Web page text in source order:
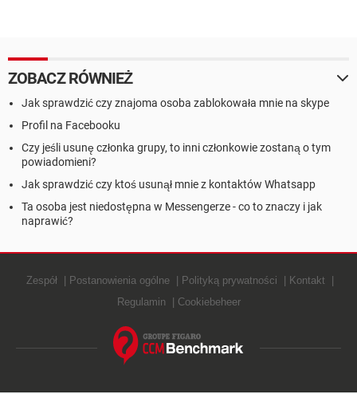
ZOBACZ RÓWNIEŻ
Jak sprawdzić czy znajoma osoba zablokowała mnie na skype
Profil na Facebooku
Czy jeśli usunę członka grupy, to inni członkowie zostaną o tym
powiadomieni?
Jak sprawdzić czy ktoś usunął mnie z kontaktów Whatsapp
Ta osoba jest niedostępna w Messengerze - co to znaczy i jak
naprawić?
Zespół Postanowienia ogólne Polityką prywatności
Kontakt
Regulamin
Cookiebeheer